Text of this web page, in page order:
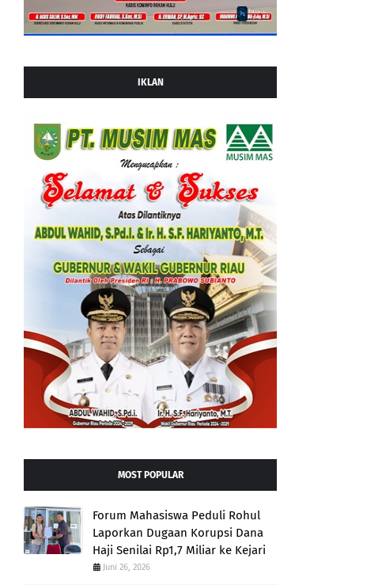
IKLAN
MOST POPULAR
Forum Mahasiswa Peduli Rohul
Laporkan Dugaan Korupsi Dana
Haji Senilai Rp1,7 Miliar ke Kejari
Juni 26, 2026